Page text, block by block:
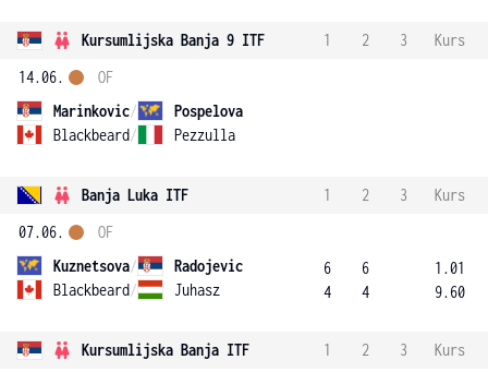
Kursumlijska Banja 9 ITF 1 2 3
Kurs
14.06.
Marinkovic/
Pospelova
Blackbeard/ Pezzulla
OF
Banja Luka ITF 1 2 3
Kurs
07.06.
Kuznetsova/
Radojevic
Blackbeard/ Juhasz
OF
6
4
6
4
1.01
9.60
Kursumlijska Banja ITF 1 2 3
Kurs